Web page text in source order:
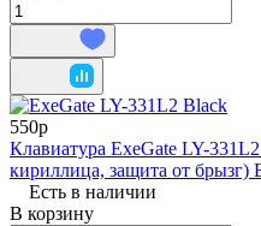
550р
Клавиатура ExeGate LY-
кириллица, защита от брызг)
Есть в наличии
В корзину